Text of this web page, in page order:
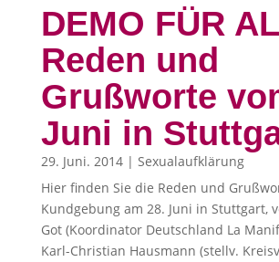
DEMO FÜR
Reden und
Grußworte
Juni in
29. Juni. 2014| Sexualaufklärung
Hier finden Sie die Reden und
Kundgebung am 28. Juni in Stuttgart,
Got (Koordinator Deutschland La
Karl-Christian Hausmann (stellv.